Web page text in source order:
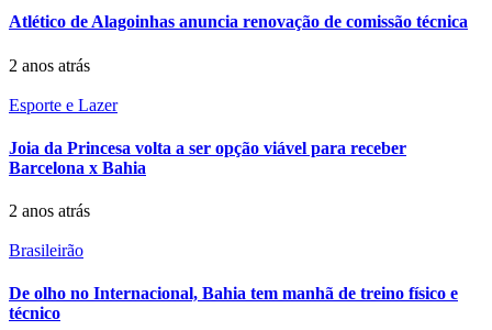
Atlético de Alagoinhas anuncia renovação de comissão técnica
2 anos atrás
Esporte e Lazer
Joia da Princesa volta a ser opção viável para receber
Barcelona x Bahia
2 anos atrás
Brasileirão
De olho no Internacional, Bahia tem manhã de treino físico e
técnico